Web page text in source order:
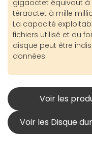
gigaoctet équivaut à
téraoctet à mille
La capacité
fichiers utilisé et du
disque peut être
données.
Voir les
Voir les Disque